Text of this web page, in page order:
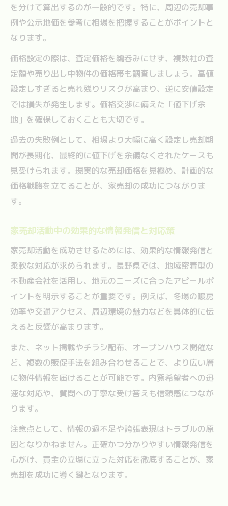
を分けて算出するのが一般的です。特に、周辺の売却事
例や公示地価を参考に相場を把握することがポイントと
なります。
価格設定の際は、査定価格を鵜呑みにせず、複数社の査
定額や売り出し中物件の価格帯も調査しましょう。高値
設定しすぎると売れ残りリスクが高まり、逆に安値設定
では損失が発生します。価格交渉に備えた「値下げ余
地」を確保しておくことも大切です。
過去の失敗例として、相場より大幅に高く設定し売却期
間が長期化、最終的に値下げを余儀なくされたケースも
見受けられます。現実的な売却価格を見極め、計画的な
価格戦略を立てることが、家売却の成功につながりま
す。
家売却活動中の効果的な情報発信と対応策
家売却活動を成功させるためには、効果的な情報発信と
柔軟な対応が求められます。長野県では、地域密着型の
不動産会社を活用し、地元のニーズに合ったアピールポ
イントを明示することが重要です。例えば、冬場の暖房
効率や交通アクセス、周辺環境の魅力などを具体的に伝
えると反響が高まります。
また、ネット掲載やチラシ配布、オープンハウス開催な
ど、複数の販促手法を組み合わせることで、より広い層
に物件情報を届けることが可能です。内覧希望者への迅
速な対応や、質問への丁寧な受け答えも信頼感につなが
ります。
注意点として、情報の過不足や誇張表現はトラブルの原
因となりかねません。正確かつ分かりやすい情報発信を
心がけ、買主の立場に立った対応を徹底することが、家
売却を成功に導く鍵となります。